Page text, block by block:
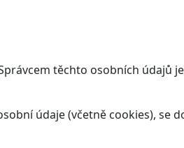
těchto osobních údajů
údaje (včetně cookies), se